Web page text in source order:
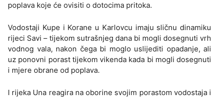
poplava koje će ovisiti o dotocima pritoka.
Vodostaji Kupe i Korane u Karlovcu imaju sličnu dinamiku
rijeci Savi – tijekom sutrašnjeg dana bi mogli dosegnuti vrh
vodnog vala, nakon čega bi moglo uslijediti opadanje, ali
uz ponovni porast tijekom vikenda kada bi mogli dosegnuti
i mjere obrane od poplava.
I rijeka Una reagira na oborine svojim porastom vodostaja i